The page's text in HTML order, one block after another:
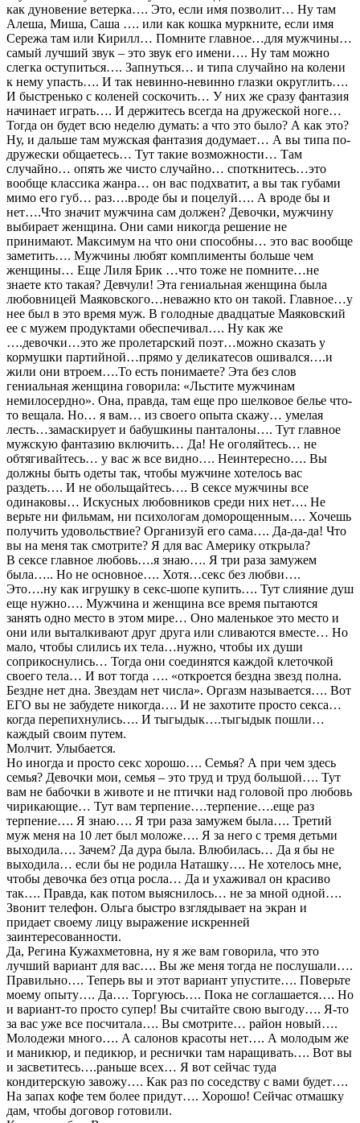
как дуновение ветерка…. Это, если имя позволит… Ну там
Алеша, Миша, Саша …. или как кошка муркните, если имя
Сережа там или Кирилл… Помните главное…для мужчины…
самый лучший звук – это звук его имени…. Ну там можно
слегка оступиться…. Запнуться… и типа случайно на колени
к нему упасть…. И так невинно-невинно глазки округлить….
И быстренько с коленей соскочить… У них же сразу фантазия
начинает играть…. И держитесь всегда на дружеской ноге…
Тогда он будет всю неделю думать: а что это было? А как это?
Ну, и дальше там мужская фантазия додумает… А вы типа по-
дружески общаетесь… Тут такие возможности… Там
случайно… опять же чисто случайно… споткнитесь…это
вообще классика жанра… он вас подхватит, а вы так губами
мимо его губ… раз….вроде бы и поцелуй…. А вроде бы и
нет….Что значит мужчина сам должен? Девочки, мужчину
выбирает женщина. Они сами никогда решение не
принимают. Максимум на что они способны… это вас вообще
заметить…. Мужчины любят комплименты больше чем
женщины… Еще Лиля Брик …что тоже не помните…не
знаете кто такая? Девчули! Эта гениальная женщина была
любовницей Маяковского…неважно кто он такой. Главное…у
нее был в это время муж. В голодные двадцатые Маяковский
ее с мужем продуктами обеспечивал…. Ну как же
….девочки…это же пролетарский поэт…можно сказать у
кормушки партийной…прямо у деликатесов ошивался….и
жили они втроем….То есть понимаете? Эта без слов
гениальная женщина говорила: «Льстите мужчинам
немилосердно». Она, правда, там еще про шелковое белье что-
то вещала. Но… я вам… из своего опыта скажу… умелая
лесть…замаскирует и бабушкины панталоны…. Тут главное
мужскую фантазию включить… Да! Не оголяйтесь… не
обтягивайтесь… у вас ж все видно…. Неинтересно…. Вы
должны быть одеты так, чтобы мужчине хотелось вас
раздеть…. И не обольщайтесь…. В сексе мужчины все
одинаковы… Искусных любовников среди них нет…. Не
верьте ни фильмам, ни психологам доморощенным…. Хочешь
получить удовольствие? Организуй его сама…. Да-да-да! Что
вы на меня так смотрите? Я для вас Америку открыла?
В сексе главное любовь….я знаю…. Я три раза замужем
была….. Но не основное…. Хотя…секс без любви….
Это….ну как игрушку в секс-шопе купить…. Тут слияние душ
еще нужно…. Мужчина и женщина все время пытаются
занять одно место в этом мире… Оно маленькое это место и
они или выталкивают друг друга или сливаются вместе… Но
мало, чтобы слились их тела…нужно, чтобы их души
соприкоснулись… Тогда они соединятся каждой клеточкой
своего тела… И вот тогда …. «откроется бездна звезд полна.
Бездне нет дна. Звездам нет числа». Оргазм называется…. Вот
ЕГО вы не забудете никогда…. И не захотите просто секса…
когда перепихнулись…. И тыгыдык….тыгыдык пошли…
каждый своим путем.
Молчит. Улыбается.
Но иногда и просто секс хорошо…. Семья? А при чем здесь
семья? Девочки мои, семья – это труд и труд большой…. Тут
вам не бабочки в животе и не птички над головой про любовь
чирикающие… Тут вам терпение….терпение….еще раз
терпение…. Я знаю…. Я три раза замужем была…. Третий
муж меня на 10 лет был моложе…. Я за него с тремя детьми
выходила…. Зачем? Да дура была. Влюбилась… Да я бы не
выходила… если бы не родила Наташку…. Не хотелось мне,
чтобы девочка без отца росла… Да и ухаживал он красиво
так…. Правда, как потом выяснилось… не за мной одной….
Звонит телефон. Ольга быстро взглядывает на экран и
придает своему лицу выражение искренней
заинтересованности.
Да, Регина Кужахметовна, ну я же вам говорила, что это
лучший вариант для вас…. Вы же меня тогда не послушали….
Правильно…. Теперь вы и этот вариант упустите…. Поверьте
моему опыту…. Да…. Торгуюсь…. Пока не соглашается…. Но
и вариант-то просто супер! Вы считайте свою выгоду…. Я-то
за вас уже все посчитала…. Вы смотрите… район новый….
Молодежи много…. А салонов красоты нет…. А молодым же
и маникюр, и педикюр, и реснички там наращивать…. Вот вы
и засветитесь….раньше всех… Я вот сейчас туда
кондитерскую завожу…. Как раз по соседству с вами будет….
На запах кофе тем более придут…. Хорошо! Сейчас отмашку
дам, чтобы договор готовили.